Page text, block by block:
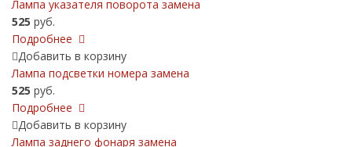
Лампа указателя поворота замена
525 руб.
Подробнее
Добавить в корзину
Лампа подсветки номера замена
525 руб.
Подробнее
Добавить в корзину
Лампа заднего фонаря замена